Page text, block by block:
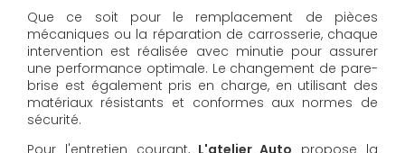
Que ce soit pour le remplacement de pièces
mécaniques ou la réparation de carrosserie, chaque
intervention est réalisée avec minutie pour assurer
une performance optimale. Le changement de pare-
brise est également pris en charge, en utilisant des
matériaux résistants et conformes aux normes de
sécurité.